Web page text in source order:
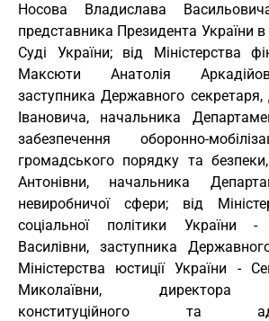
Носова Владислава
представника Президента України
Суді України; від Міністерства
Максюти Анатолія
заступника Державного
Івановича, начальника
забезпечення оборонно-
громадського порядку та
Антонівни, начальника
невиробничої сфери; від
соціальної політики України
Василівни, заступника
Міністерства юстиції України -
Миколаївни, директора
конституційного та